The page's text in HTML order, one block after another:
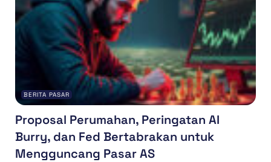
BERITA PASAR
Proposal Perumahan, Peringatan AI
Burry, dan Fed Bertabrakan untuk
Mengguncang Pasar AS